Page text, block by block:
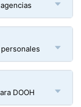
DOOH